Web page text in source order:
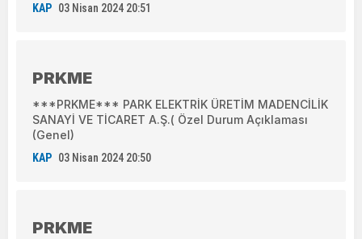
KAP 03 Nisan 2024 20:51
PRKME
***PRKME*** PARK ELEKTRİK ÜRETİM MADENCİLİK
SANAYİ VE TİCARET A.Ş.( Özel Durum Açıklaması
(Genel)
KAP 03 Nisan 2024 20:50
PRKME